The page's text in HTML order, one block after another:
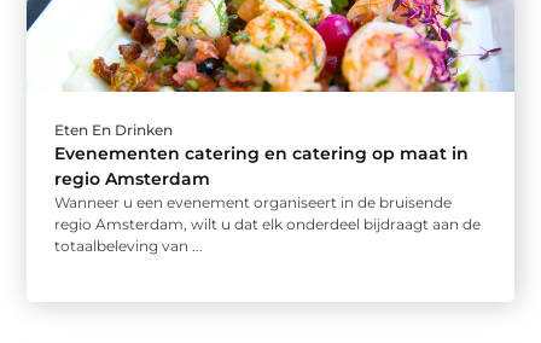
Eten En Drinken
Evenementen catering en catering op maat in
regio Amsterdam
Wanneer u een evenement organiseert in de bruisende
regio Amsterdam, wilt u dat elk onderdeel bijdraagt aan de
totaalbeleving van ...